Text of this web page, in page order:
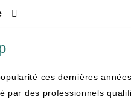
ces dernières
par des professionnels